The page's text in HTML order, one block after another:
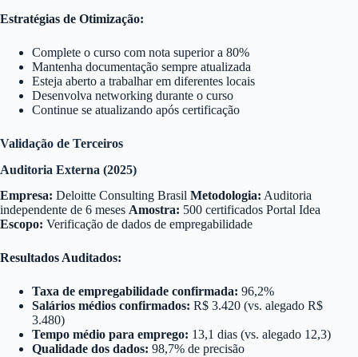
Estratégias de Otimização:
Complete o curso com nota superior a 80%
Mantenha documentação sempre atualizada
Esteja aberto a trabalhar em diferentes locais
Desenvolva networking durante o curso
Continue se atualizando após certificação
Validação de Terceiros
Auditoria Externa (2025)
Empresa: Deloitte Consulting Brasil Metodologia: Auditoria
independente de 6 meses Amostra: 500 certificados Portal Idea
Escopo: Verificação de dados de empregabilidade
Resultados Auditados:
Taxa de empregabilidade confirmada: 96,2%
Salários médios confirmados: R$ 3.420 (vs. alegado R$
3.480)
Tempo médio para emprego: 13,1 dias (vs. alegado 12,3)
Qualidade dos dados: 98,7% de precisão